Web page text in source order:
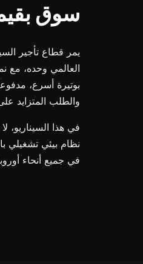
سوق بقيمة 278 مليار دولار
بوتيرة أسرع،
والطلب المتزايد
نظام بيئي تشغيلي
في جميع أنحاء